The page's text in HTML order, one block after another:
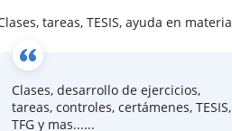
Clases, tareas, TESIS, ayuda en materias de Economia y Empresa
Clases, desarrollo de ejercicios,
tareas, controles, certámenes, TESIS,
TFG y mas......